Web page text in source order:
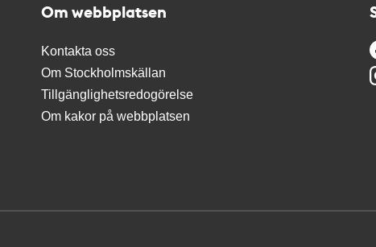
Om webbplatsen
Kontakta oss
Om Stockholmskällan
Tillgänglighetsredogörelse
Om kakor på webbplatsen